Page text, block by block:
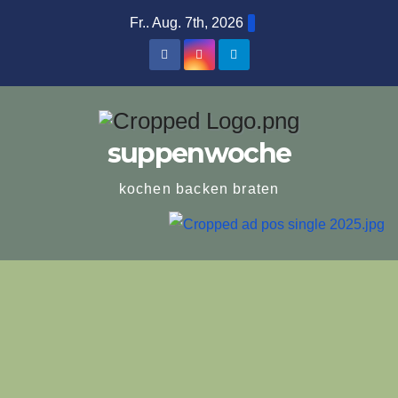
Fr.. Aug. 7th, 2026
suppenwoche
kochen backen braten